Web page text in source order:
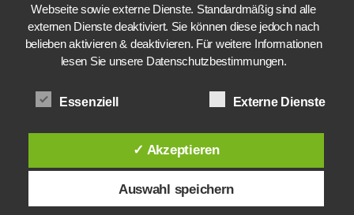
Webseite sowie externe Dienste. Standardmäßig sind alle
externen Dienste deaktiviert. Sie können diese jedoch nach
belieben aktivieren & deaktivieren. Für weitere Informationen
lesen Sie unsere Datenschutzbestimmungen.
Essenziell Externe Dienste
✓ Akzeptieren
Auswahl speichern